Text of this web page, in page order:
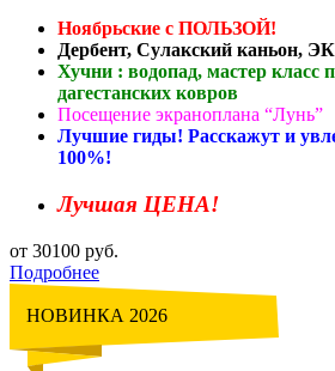
Ноябрьские с ПОЛЬЗОЙ!
Дербент, Сулакский
Хучни : водопад, мастер класс
дагестанских ковров
Посещение экраноплана “Лунь”
Лучшие гиды! Расскажут и
100%!
Лучшая ЦЕНА!
от 30100 руб.
Подробнее
НОВИНКА 2026